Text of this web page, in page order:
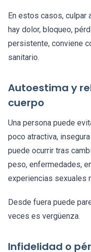
En estos casos, culpar
hay dolor, bloqueo,
persistente, conviene
sanitario.
Autoestima y
cuerpo
Una persona puede
poco atractiva,
puede ocurrir tras
peso, enfermedades,
experiencias sexuales
Desde fuera puede
veces es vergüenza.
Infidelidad o